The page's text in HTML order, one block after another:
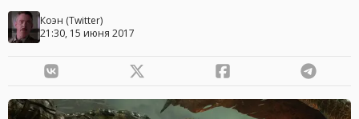
Коэн (Twitter)
21:30, 15 июня 2017